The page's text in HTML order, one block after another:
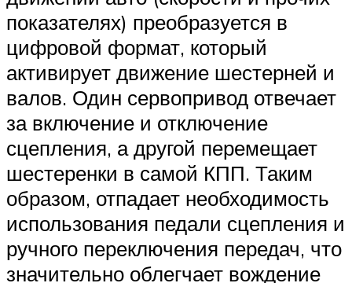
показателях) преобразуется в
цифровой формат, который
активирует движение шестерней и
валов. Один сервопривод отвечает
за включение и отключение
сцепления, а другой перемещает
шестеренки в самой КПП. Таким
образом, отпадает необходимость
использования педали сцепления и
ручного переключения передач, что
значительно облегчает вождение